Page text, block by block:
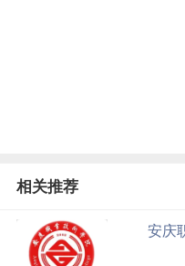
相关推荐
安庆